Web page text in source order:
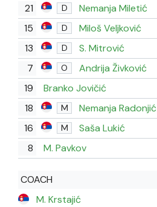
21
D
Nemanja Miletić
15
D
Miloš Veljković
13
D
S. Mitrović
7
O Andrija Živković
19 Branko Jovičić
18 M Nemanja Radonjić
16 M Saša Lukić
8 M. Pavkov
COACH
M. Krstajić